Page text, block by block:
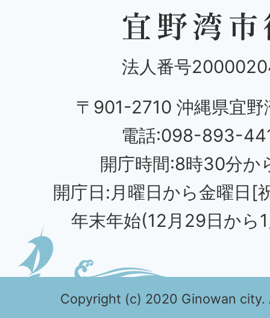
法人番号
〒901-2710 沖縄県宜野
電話:098-893-
開庁時間:8時30分か
開庁日:月曜日から金曜日[
年末年始(12月29日から
Copyright (c) 2020 Ginowan city.